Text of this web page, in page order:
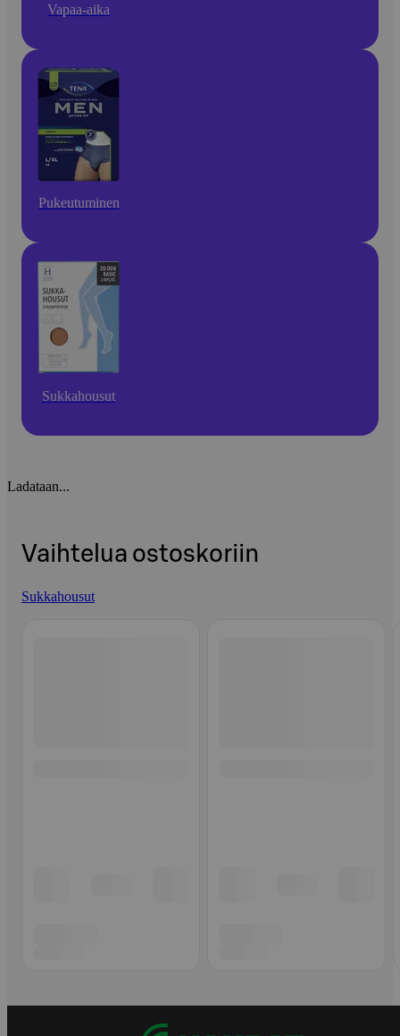
Vapaa-aika
Pukeutuminen
Sukkahousut
Ladataan...
Vaihtelua ostoskoriin
Sukkahousut